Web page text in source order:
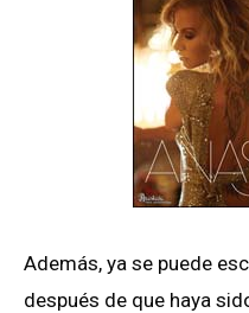
Además, ya se puede
después de que haya